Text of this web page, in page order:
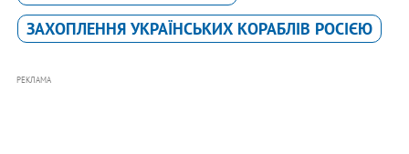
ЗАХОПЛЕННЯ УКРАЇНСЬКИХ КОРАБЛІВ РОСІЄЮ
РЕКЛАМА